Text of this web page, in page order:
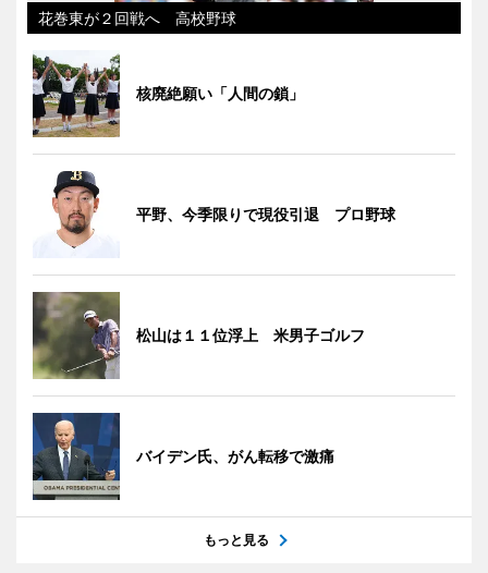
花巻東が２回戦へ 高校野球
核廃絶願い「人間の鎖」
平野、今季限りで現役引退 プロ野球
松山は１１位浮上 米男子ゴルフ
バイデン氏、がん転移で激痛
もっと見る